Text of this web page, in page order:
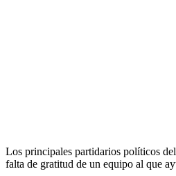
Los principales partidarios políticos
falta de gratitud de un equipo al que